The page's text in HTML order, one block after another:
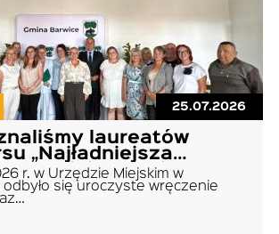
25.07.2026
laureatów
„Najładniejsza
w Gminie Barwice
r. w Urzędzie Miejskim w
odbyło się uroczyste wręczenie